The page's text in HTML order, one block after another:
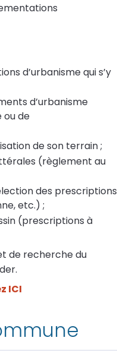
d’urbanisme qui s’y
d’urbanisme
ou de
de son terrain ;
(règlement au
des prescriptions
etc.) ;
(prescriptions à
de recherche du
ICI